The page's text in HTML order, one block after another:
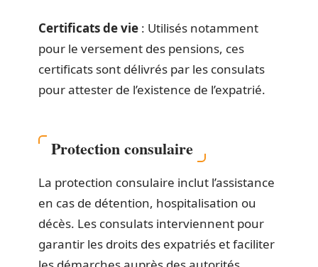
Certificats de vie : Utilisés notamment
pour le versement des pensions, ces
certificats sont délivrés par les consulats
pour attester de l’existence de l’expatrié.
Protection consulaire
La protection consulaire inclut l’assistance
en cas de détention, hospitalisation ou
décès. Les consulats interviennent pour
garantir les droits des expatriés et faciliter